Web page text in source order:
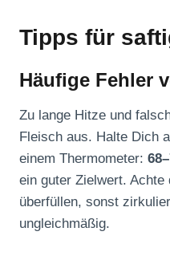
Tipps für
Häufige Fehler
Zu lange Hitze und
Fleisch aus. Halte Dich
einem Thermometer:
ein guter Zielwert.
überfüllen, sonst
ungleichmäßig.